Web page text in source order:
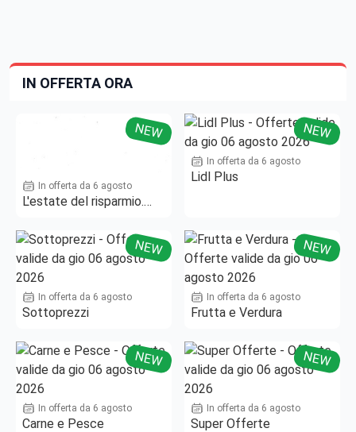
IN OFFERTA ORA
NEW
In offerta da 6 agosto
L'estate del risparmio.
NEW
In offerta da 6 agosto
Lidl Plus
NEW
In offerta da 6 agosto
Sottoprezzi
NEW
In offerta da 6 agosto
Frutta e Verdura
NEW
In offerta da 6 agosto
Carne e Pesce
NEW
In offerta da 6 agosto
Super Offerte